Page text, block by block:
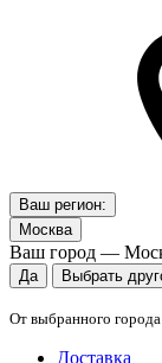
Ваш регион:
Москва
Ваш город —
Да Выбрать
От выбранного города
Доставка